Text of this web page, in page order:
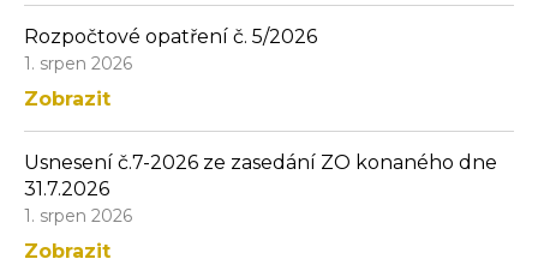
Rozpočtové opatření č. 5/2026
1. srpen 2026
Zobrazit
Usnesení č.7-2026 ze zasedání ZO konaného dne
31.7.2026
1. srpen 2026
Zobrazit